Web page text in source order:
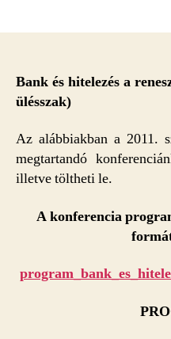
Bank és hitelezés a
ülésszak)
Az alábbiakban a 2011.
megtartandó
illetve töltheti le.
A konferencia